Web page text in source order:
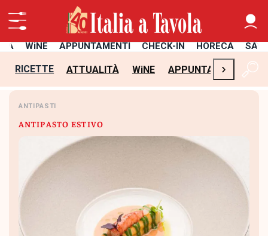
WiNE APPUNTAMENTI CHECK-IN HORECA
RICETTE ATTUALITÀ WiNE APPUNTAMENTI
›
ANTIPASTI
ANTIPASTO ESTIVO